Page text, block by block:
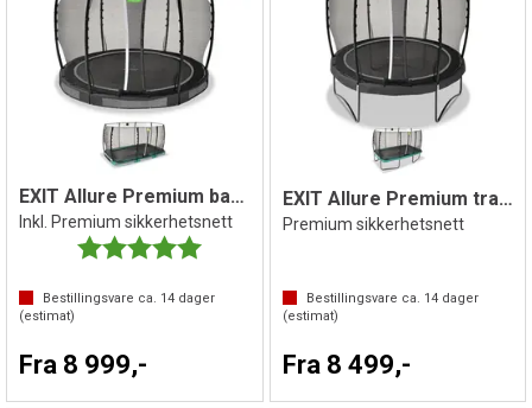
EXIT Allure Premium bakketrampoline
Inkl. Premium sikkerhetsnett
Karakter:
5.0 av 5 mulige
Bestillingsvare ca. 14 dager
(estimat)
Fra 8 999,-
EXIT Allure Premium trampoline
Premium sikkerhetsnett
Bestillingsvare ca. 14dager
(estimat)
Fra 8 499,-